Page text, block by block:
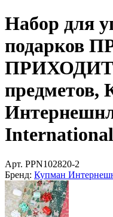
Набор для
подарков
предметов,
Арт. PPN102820-2
Бренд: Купман